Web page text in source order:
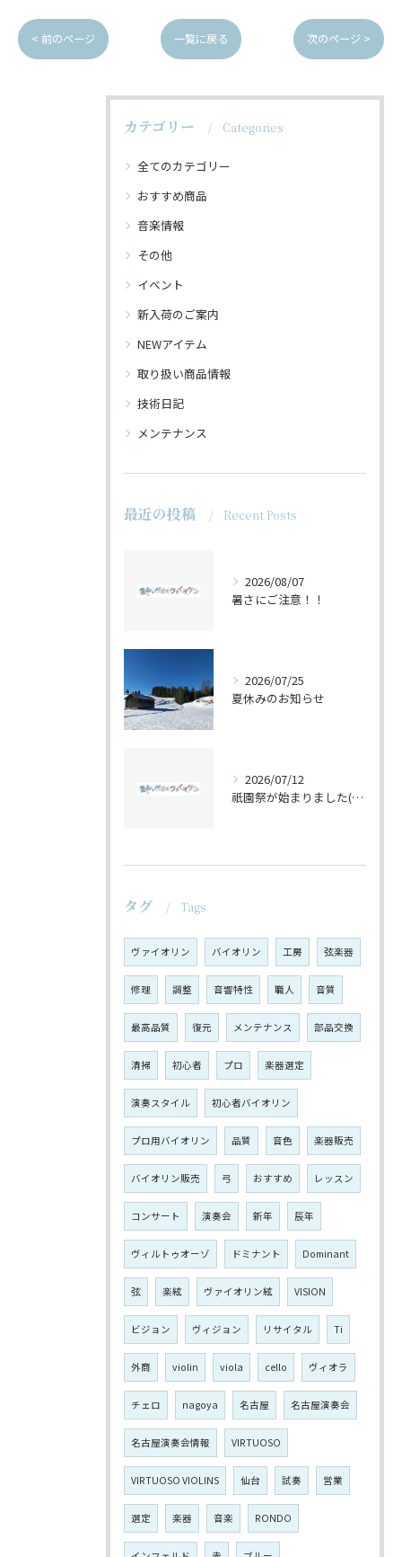
< 前のページ 一覧に戻る 次のページ >
カテゴリー Categories
全てのカテゴリー
おすすめ商品
音楽情報
その他
イベント
新入荷のご案内
NEWアイテム
取り扱い商品情報
技術日記
メンテナンス
最近の投稿 Recent Posts
2026/08/07
暑さにご注意！！
2026/07/25
夏休みのお知らせ
2026/07/12
祇園祭が始まりました(^^♪
タグ Tags
ヴァイオリン バイオリン 工房 弦楽器
修理 調整 音響特性 職人 音質
最高品質 復元 メンテナンス 部品交換
清掃 初心者 プロ 楽器選定
演奏スタイル 初心者バイオリン
プロ用バイオリン 品質 音色 楽器販売
バイオリン販売 弓 おすすめ レッスン
コンサート 演奏会 新年 辰年
ヴィルトゥオーゾ ドミナント Dominant
弦 楽絃 ヴァイオリン絃 VISION
ビジョン ヴィジョン リサイタル Ti
外商 violin viola cello ヴィオラ
チェロ nagoya 名古屋 名古屋演奏会
名古屋演奏会情報 VIRTUOSO
VIRTUOSO VIOLINS 仙台 試奏 営業
選定 楽器 音楽 RONDO